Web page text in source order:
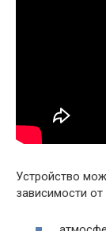
Устройство
зависимости